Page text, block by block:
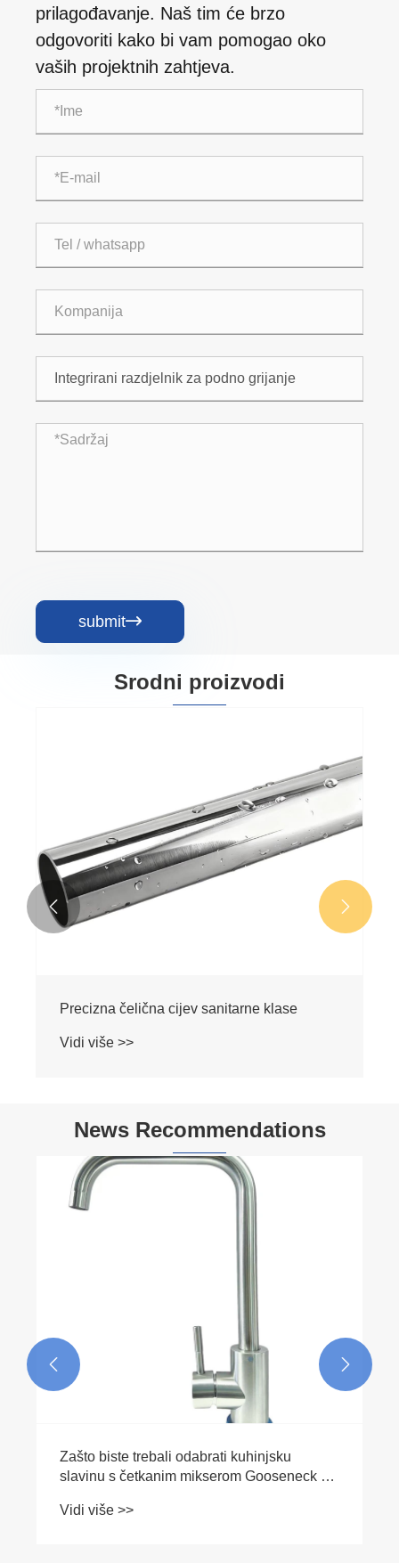
prilagođavanje. Naš tim će brzo
odgovoriti kako bi vam pomogao oko
vaših projektnih zahtjeva.
submit
Srodni proizvodi
Precizna čelična cijev sanitarne klase
Vidi više >>
 
News Recommendations
Shenchi lansira novi proizvod | Mini kuglični
ventil za presovanje: kompaktna struktura,
Vidi više >>
 